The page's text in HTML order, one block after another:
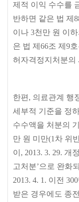
제적 이익 수수를
반하면 같은 법 제
이나 3천만 원 이
은 법 제 66조 제 9
허자격정지처분의
한편 , 의료관계 행
세부적 기준을 정
수수액을 처분의
만 원 미만(1 차 위
이 , 2013. 3. 29. 개정
고처분’으로 완화
2013. 4. 1. 이전 300
받은 경우에도 종